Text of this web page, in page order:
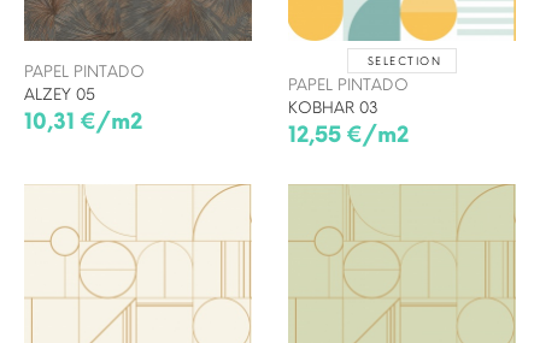
PAPEL PINTADO
ALZEY 05
10,31 €/m2
SELECTION
PAPEL PINTADO
KOBHAR 03
12,55 €/m2